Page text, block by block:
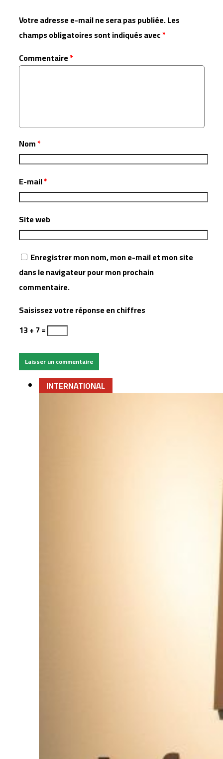
Votre adresse e-mail ne sera pas publiée.Les
champs obligatoires sont indiqués avec*
Commentaire*
Nom*
E-mail*
Site web
Enregistrer mon nom, mon e-mail et mon site
dans le navigateur pour mon prochain
commentaire.
Saisissez votre réponse en chiffres
13 + 7 =
INTERNATIONAL